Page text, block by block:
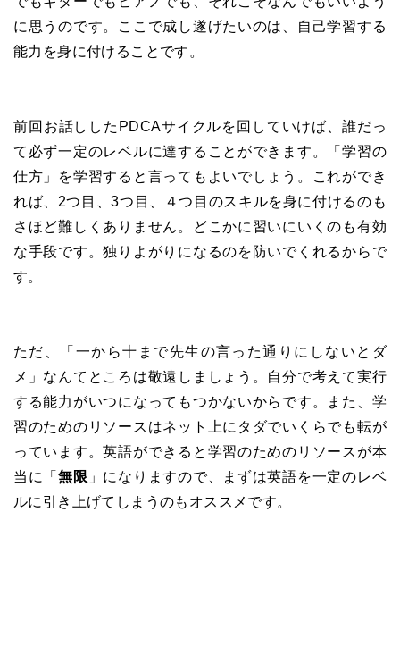
に思うのです。ここで成し遂げたいのは、自己学習する
能力を身に付けることです。
前回お話ししたPDCAサイクルを回していけば、誰だっ
て必ず一定のレベルに達することができます。「学習の
仕方」を学習すると言ってもよいでしょう。これができ
れば、2つ目、3つ目、４つ目のスキルを身に付けるのも
さほど難しくありません。どこかに習いにいくのも有効
な手段です。独りよがりになるのを防いでくれるからで
す。
ただ、「一から十まで先生の言った通りにしないとダ
メ」なんてところは敬遠しましょう。自分で考えて実行
する能力がいつになってもつかないからです。また、学
習のためのリソースはネット上にタダでいくらでも転が
っています。英語ができると学習のためのリソースが本
当に「無限 」になりますので、まずは英語を一定のレベ
ルに引き上げてしまうのもオススメです。